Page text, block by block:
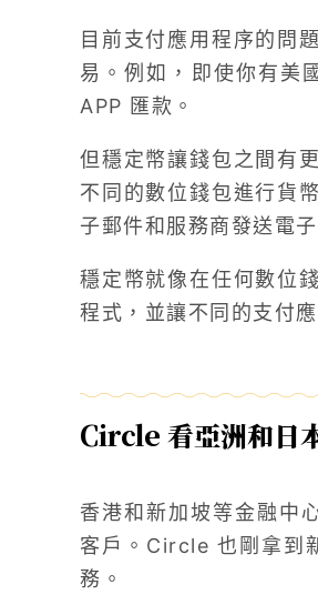
目前支付應用程序的問
易。例如，即使你有美
APP 匯款。
但穩定幣讓錢包之間有
不同的數位錢包進行貨
子郵件和服務商發送電
穩定幣就像在任何數位
程式，並讓不同的支付
Circle 看亞洲和日
香港和新加坡等金融中
客戶。Circle 也剛拿到
務。